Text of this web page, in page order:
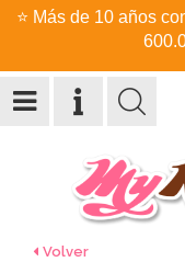
⭐ Más de 10 años
Volver